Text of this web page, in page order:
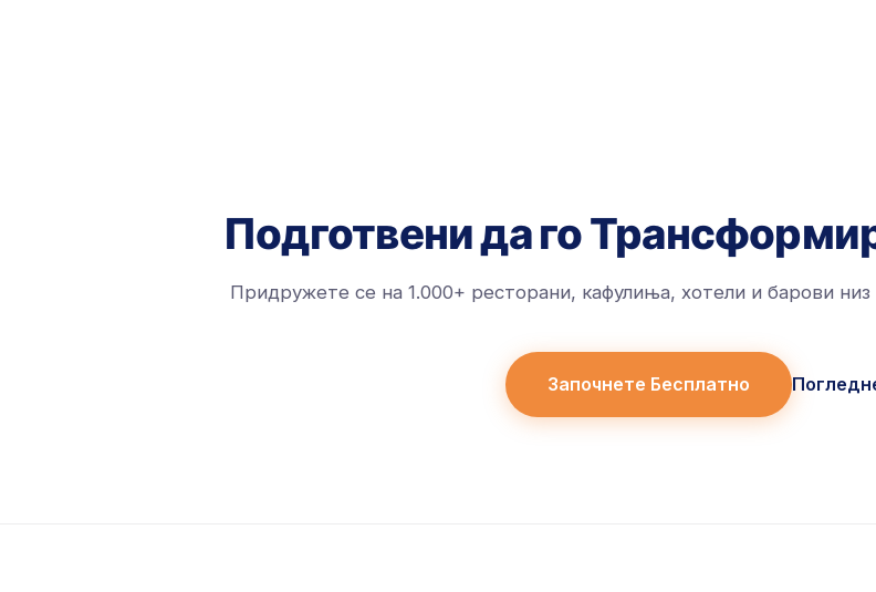
Подготвени да го
Придружете се на 1.000+ ресторани, кафулиња, хотели и барови низ
Започнете Бесплатно